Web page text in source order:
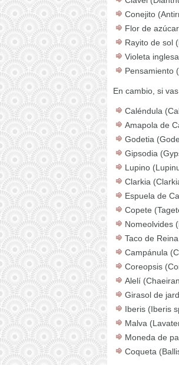
Conejito
Flor de
Rayito de sol
Violeta
Pensamiento
En cambio, si
Caléndula
Amapola de
Godetia
Gipsodia
Lupino
Clarkia
Espuela de
Copete
Nomeolvides
Taco de
Campánula
Coreopsis
Alelí
Girasol de
Iberis (Iberis
Malva
Moneda de
Coqueta